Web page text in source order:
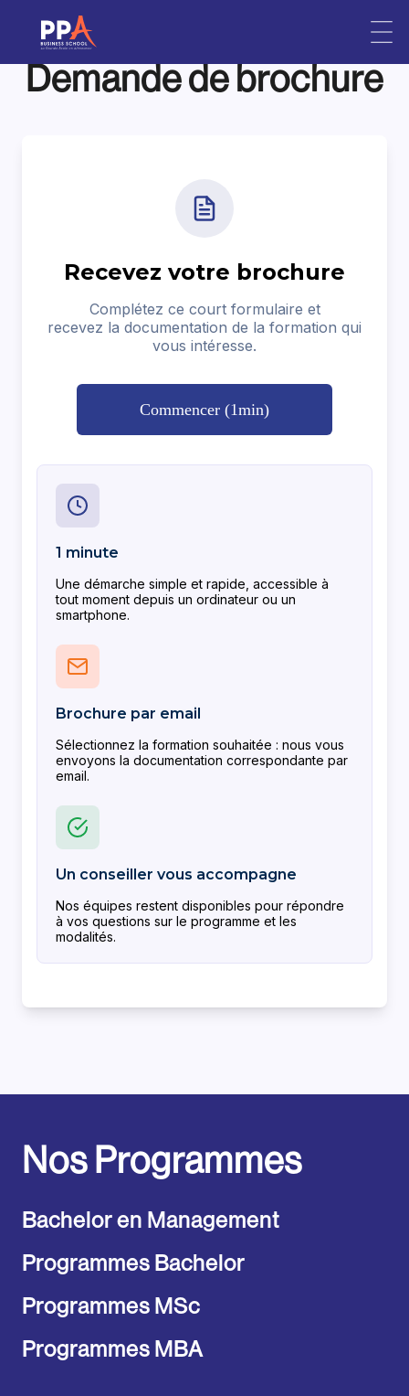
Demande de brochure
Nos Programmes
Bachelor en Management
Programmes Bachelor
Programmes MSc
Programmes MBA